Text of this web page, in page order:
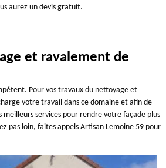
aurez un devis gratuit.
et ravalement de
Pour vos travaux du nettoyage et
votre travail dans ce domaine et afin de
services pour rendre votre façade plus
pas loin, faites appels Artisan Lemoine 59 pour